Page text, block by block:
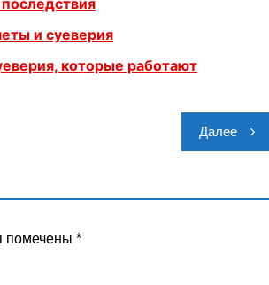
и суеверия
которые работают
Далее
помечены *